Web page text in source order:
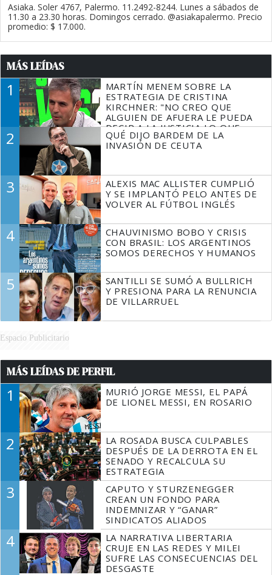
Asiaka. Soler 4767, Palermo. 11.2492-8244. Lunes a sábados de
11.30 a 23.30 horas. Domingos cerrado. @asiakapalermo. Precio
promedio: $ 17.000.
MÁS LEÍDAS
1
MARTÍN MENEM SOBRE LA
ESTRATEGIA DE CRISTINA
KIRCHNER: "NO CREO QUE
ALGUIEN DE AFUERA LE PUEDA
DECIR A LA JUSTICIA LO QUE
TIENE QUE HACER"
2
QUÉ DIJO BARDEM DE LA
INVASIÓN DE CEUTA
3
ALEXIS MAC ALLISTER CUMPLIÓ
Y SE IMPLANTÓ PELO ANTES DE
VOLVER AL FÚTBOL INGLÉS
4
CHAUVINISMO BOBO Y CRISIS
CON BRASIL: LOS ARGENTINOS
SOMOS DERECHOS Y HUMANOS
5
SANTILLI SE SUMÓ A BULLRICH
Y PRESIONA PARA LA RENUNCIA
DE VILLARRUEL
Espacio Publicitario
MÁS LEÍDAS DE PERFIL
1
MURIÓ JORGE MESSI, EL PAPÁ
DE LIONEL MESSI, EN ROSARIO
2
LA ROSADA BUSCA CULPABLES
DESPUÉS DE LA DERROTA EN EL
SENADO Y RECALCULA SU
ESTRATEGIA
3
CAPUTO Y STURZENEGGER
CREAN UN FONDO PARA
INDEMNIZAR Y “GANAR”
SINDICATOS ALIADOS
4
LA NARRATIVA LIBERTARIA
CRUJE EN LAS REDES Y MILEI
SUFRE LAS CONSECUENCIAS DEL
DESGASTE